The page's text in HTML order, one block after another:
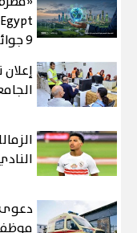
9 جوائز دولية
دعوى